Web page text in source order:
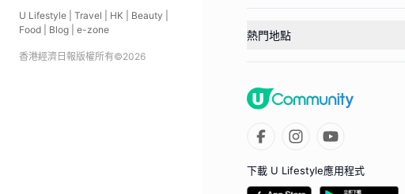
U Lifestyle Travel HK Beauty
Food
Blog e-zone
香港經濟日報版權所有©2026
熱門地點
下載 U Lifestyle應用程式